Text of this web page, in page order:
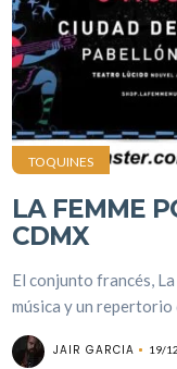
TOQUINES
LA FEMME
CDMX
El conjunto francés,
música y un repertorio
JAIR GARCIA 19/